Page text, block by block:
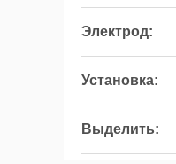
Электрод:
Установка:
Выделить: